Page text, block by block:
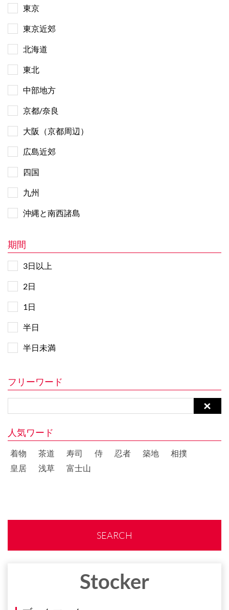
東京
東京近郊
北海道
東北
中部地方
京都/奈良
大阪（京都周辺）
広島近郊
四国
九州
沖縄と南西諸島
期間
3日以上
2日
1日
半日
半日未満
フリーワード
人気ワード
着物 茶道 寿司 侍 忍者 築地
相撲
皇居
浅草 富士山
SEARCH
Stocker